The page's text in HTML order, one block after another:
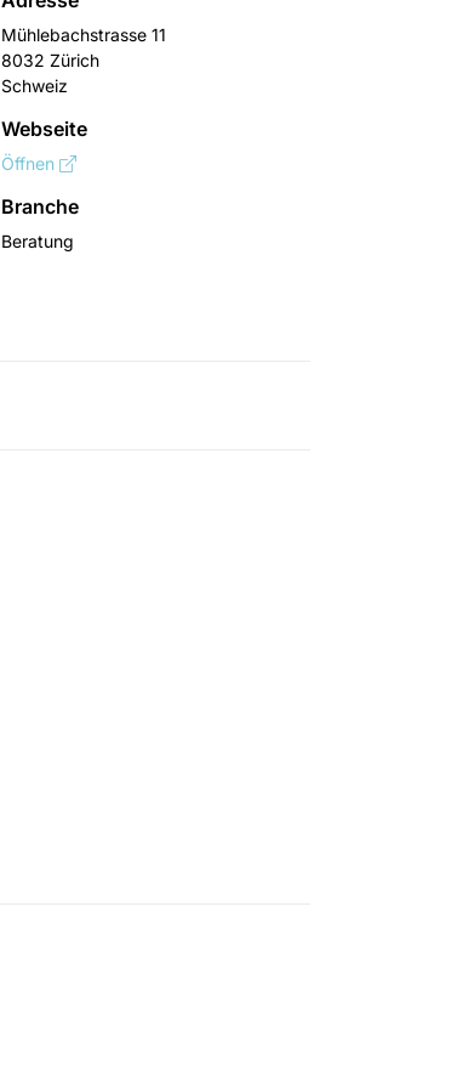
Mühlebachstrasse 11
8032 Zürich
Schweiz
Webseite
Öffnen
Branche
Beratung